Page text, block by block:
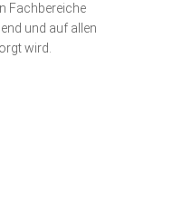
Fachbe­reiche
und auf allen
wird.